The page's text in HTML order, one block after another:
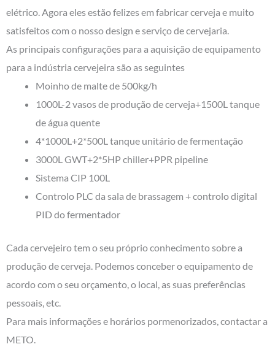
elétrico. Agora eles estão felizes em fabricar cerveja e muito
satisfeitos com o nosso design e serviço de cervejaria.
As principais configurações para a aquisição de equipamento
para a indústria cervejeira são as seguintes
Moinho de malte de 500kg/h
1000L-2 vasos de produção de cerveja+1500L tanque
de água quente
4*1000L+2*500L tanque unitário de fermentação
3000L GWT+2*5HP chiller+PPR pipeline
Sistema CIP 100L
Controlo PLC da sala de brassagem + controlo digital
PID do fermentador
Cada cervejeiro tem o seu próprio conhecimento sobre a
produção de cerveja. Podemos conceber o equipamento de
acordo com o seu orçamento, o local, as suas preferências
pessoais, etc.
Para mais informações e horários pormenorizados, contactar a
METO.